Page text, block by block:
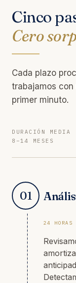
Cinco
Cero
Cada plazo
trabajamos con
primer minuto.
DURACIÓN MEDIA
8–14 MESES
01
24 HORAS